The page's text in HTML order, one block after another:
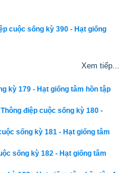
ngừng cuộc hành trình tàn
tươi trẻ. Bà vẫn tiếp tục áp
sống. Bà đã có một mục
để tiếp tục tồn tại trong suốt
bà tôi phải nằm bệnh viện.
bà, cô y tá nhìn vào mắt
rất đặc biệt, em biết
cho mọi người chúng tôi vì
cuộc sống kỳ 390 - Hạt giống
Xem tiếp...
kỳ 179 - Hạt giống tâm hồn tập
điệp cuộc sống kỳ 180 -
sống kỳ 181 - Hạt giống tâm
sống kỳ 182 - Hạt giống tâm